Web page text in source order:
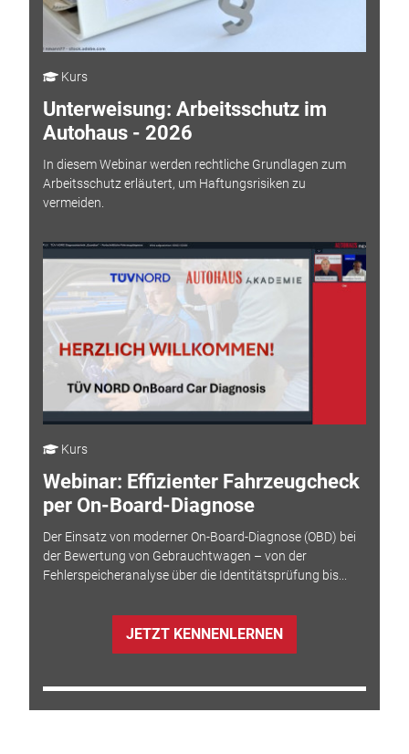
Kurs
Unterweisung: Arbeitsschutz im
Autohaus - 2026
In diesem Webinar werden rechtliche Grundlagen zum
Arbeitsschutz erläutert, um Haftungsrisiken zu
vermeiden.
Kurs
Webinar: Effizienter Fahrzeugcheck
per On-Board-Diagnose
Der Einsatz von moderner On-Board-Diagnose (OBD) bei
der Bewertung von Gebrauchtwagen – von der
Fehlerspeicheranalyse über die Identitätsprüfung bis...
JETZT KENNENLERNEN